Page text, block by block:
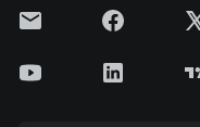
Cookie 政策
理財中心
費率標準
Gate 快訊